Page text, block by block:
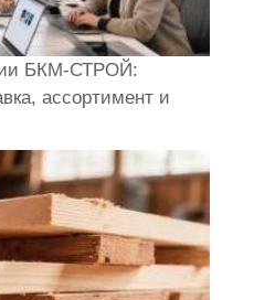
БКМ-СТРОЙ:
ассортимент и